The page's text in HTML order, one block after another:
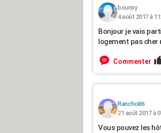
bounsy
4 août 2017 à
Bonjour je vais
logement pas cher
Commenter
Rancho86
21 août 2017 à
Vous pouvez les